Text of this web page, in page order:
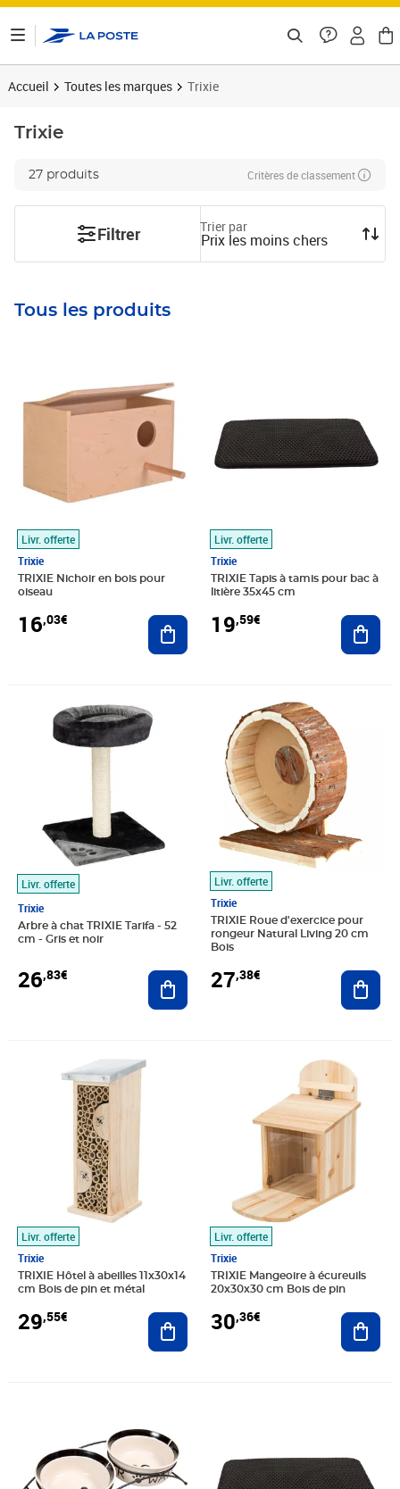
Accueil Toutes les marques Trixie
Trixie
27 produits Critères de classement
Filtrer Trier par
Prix les moins chers
Tous les produits
Livr. offerte
Trixie
TRIXIE Nichoir en bois pour
oiseau
16,03€ Ajouter au panier
Livr. offerte
Trixie
TRIXIE Tapis à tamis pour bac à
litière 35x45 cm
19,59€
Livr. offerte
Trixie
Arbre à chat TRIXIE Tarifa - 52
cm - Gris et noir
26,83€
Prix 26,83€
Ajouter au panier
Livr. offerte
Trixie
TRIXIE Roue d'exercice pour
rongeur Natural Living 20 cm
Bois
27,38€
Prix 27,38€
Livr. offerte
Trixie
TRIXIE Hôtel à abeilles 11x30x14
cm Bois de pin et métal
29,55€ Ajouter au panier
Livr. offerte
Trixie
TRIXIE Mangeoire à écureuils
20x30x30 cm Bois de pin
30,36€